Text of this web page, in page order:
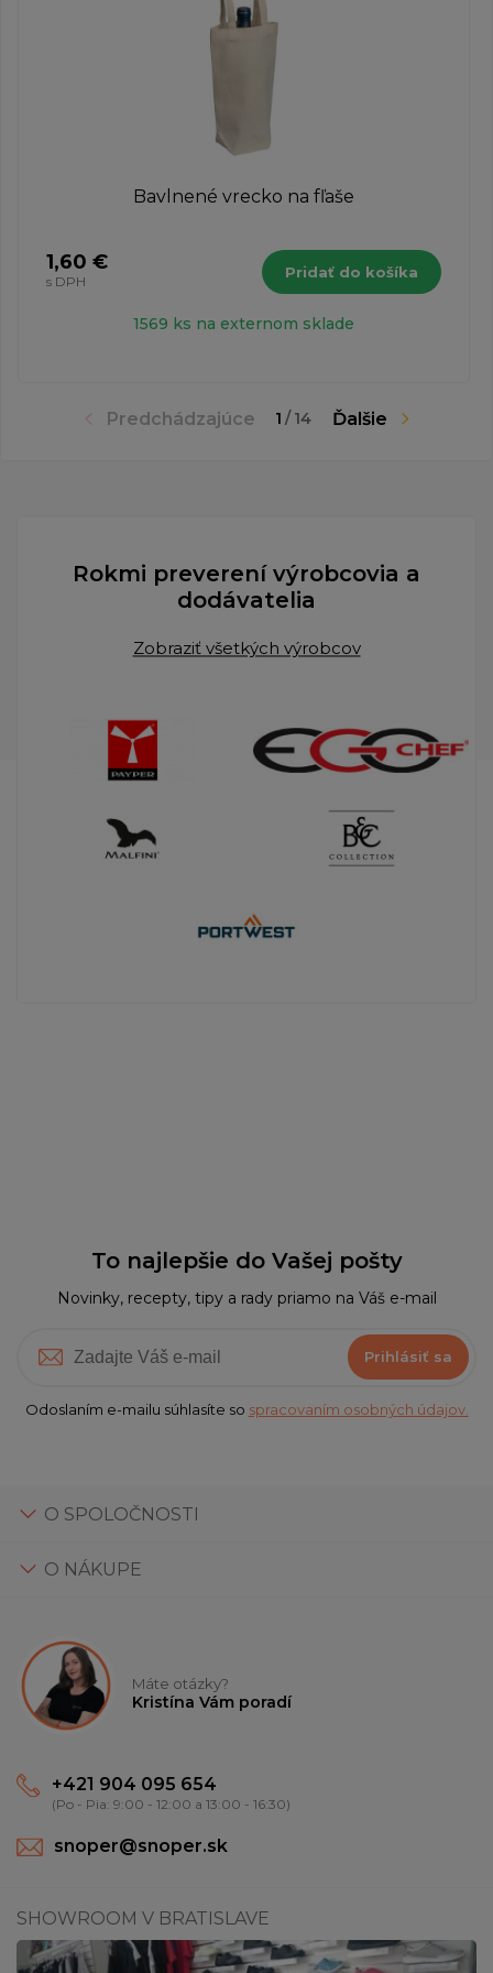
Predchádzajúce 1 / 14 Ďalšie
Bavlnené vrecko na fľaše
1,60 €
s DPH
Pridať do košíka
1569 ks na externom sklade
Rokmi preverení výrobcovia a
dodávatelia
Zobraziť všetkých výrobcov
To najlepšie do Vašej pošty
Novinky, recepty, tipy a rady priamo na Váš e-mail
Prihlásiť sa
Odoslaním e-mailu súhlasíte so spracovaním osobných údajov.
O SPOLOČNOSTI
O NÁKUPE
Máte otázky?
Kristína Vám poradí
+421 904 095 654
(Po - Pia: 9:00 - 12:00 a 13:00 - 16:30)
snoper@snoper.sk
SHOWROOM V BRATISLAVE